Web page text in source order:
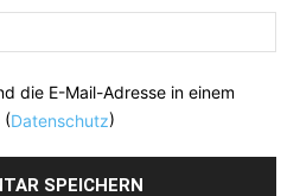
die E-Mail-Adresse in einem
(Datenschutz)